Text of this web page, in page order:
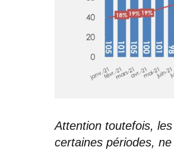
Attention toutefois,
certaines périodes,